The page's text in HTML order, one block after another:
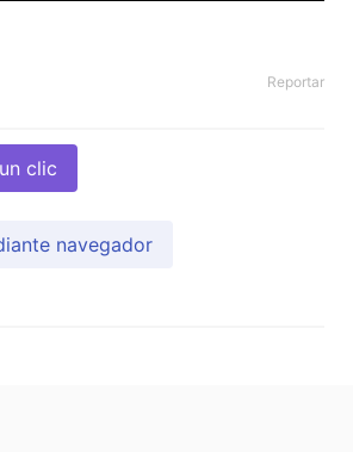
Reportar
clic
navegador